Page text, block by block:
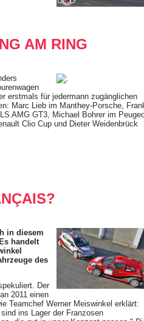
AM RING
erstmals für jedermann zugänglichen
Marc Lieb im Manthey-Porsche,
AMG GT3, Michael Bohrer im
Clio Cup und Dieter Weidenbrück
in diesem
handelt
des
Der
2011 einen
Teamchef Werner Meiswinkel erklärt:
ins Lager der Franzosen